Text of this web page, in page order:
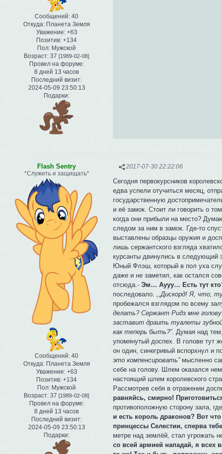
Сообщений: 40
Откуда:Планета Земля
Уважение: +63
Позитив: +134
Пол: Мужской
Возраст: 37 [1989-02-08]
Провел на форуме:
8 дней 13 часов
Последний визит:
2024-05-09 23:50:13
Подарки:
2017-07-30 22:22:06
Flash Sentry
*Служить и защищать*
Сообщений: 40
Откуда:Планета Земля
Уважение: +63
Позитив: +134
Пол: Мужской
Возраст: 37 [1989-02-08]
Провел на форуме:
8 дней 13 часов
Последний визит:
2024-05-09 23:50:13
Подарки:
Сегодня первокурсников
едва успели отучиться месяц,
государственную
и её замок. Стоит ли говорить о
когда они прибыли на место?
следом за ним в замок. Где-то
выставлены образцы оружия и
лишь сержантского взгляда
курсанты двинулись в следующий
Юный Флэш, который в пол уха
даже и не заметил, как остался
отсюда.-Эм… Аууу… Есть тут
последовало.
,,Дискорд! Я, что,
пробежался взглядом по всему
делать? Сержант Ридз мне
заставит драить туалеты
как теперь быть?”. Думая над
упомянутый доспех. В голове тут
он один, синегривый вспорхнул и
это компенсировать”мысленно
себе на голову. Шлем оказался
настоящий шлем королевского
Рассмотрев себя в отражении
равняйсь, смирно!
противоположную сторону зала,
и есть король драконов? Вот
принцессы Селестии, сперва
метре над землёй, стал угрожать
со всей армией нападай, я всех